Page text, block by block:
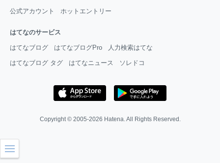
公式アカウント ホットエントリー
はてなのサービス
はてなブログ はてなブログPro 人力検索はてな
はてなブログ タグ はてなニュース ソレドコ
Copyright © 2005-2026 Hatena. All Rights Reserved.